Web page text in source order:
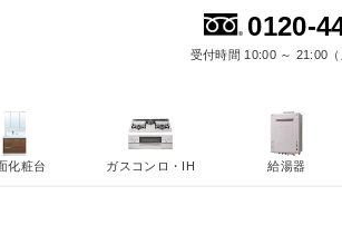
0120-
受付時間 10:00 ～ 21:00（
化粧台 ガスコンロ・IH 給湯器